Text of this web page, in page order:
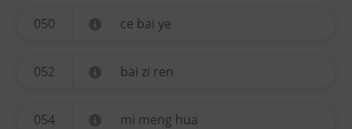
050 ce bai ye
052 bai zi ren
054 mi meng hua